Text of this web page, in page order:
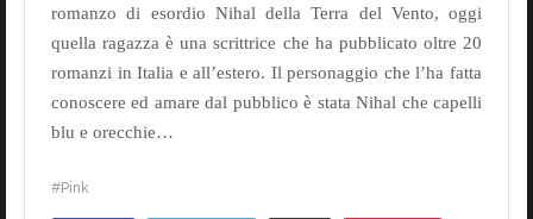
romanzo di esordio Nihal della Terra del Vento, oggi
quella ragazza è una scrittrice che ha pubblicato oltre 20
romanzi in Italia e all’estero. Il personaggio che l’ha fatta
conoscere ed amare dal pubblico è stata Nihal che capelli
blu e orecchie…
Pink